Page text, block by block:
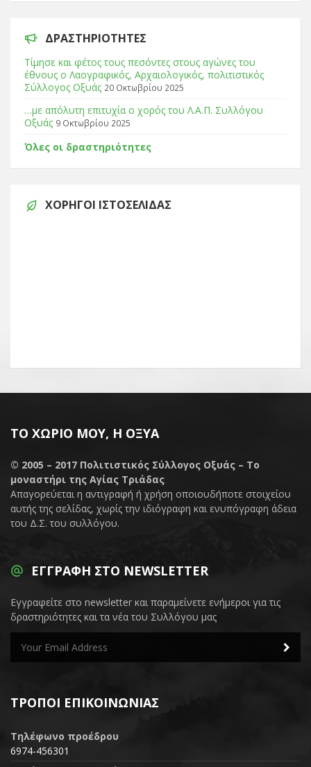
ΔΡΑΣΤΗΡΙΌΤΗΤΕΣ
Τίμησε και φέτος τους πεσόντες στους αγώνες του
έθνους ο Λαογραφικός, Αρχαιολογικός, πολιτιστικός
Σύλλογος Οξυάς 20 Οκτωβρίου 2025
…με απόλυτη επιτυχία ο χορός του Λ.Α.Π. Συλλόγου
Οξυάς 9 Οκτωβρίου 2025
Όλες οι δραστηριότητες
ΧΟΡΗΓΟΊ ΙΣΤΟΣΕΛΊΔΑΣ
ΤΟ ΧΩΡΙΌ ΜΟΥ, Η ΟΞΥΆ
© 2005 – 2017 Πολιτιστικός Σύλλογος Οξυάς – Το
μοναστήρι της Αγίας Τριάδας
Απαγορεύεται η αντιγραφή ή χρήση οποιουδήποτε στοιχείου
αυτής της σελίδας, χωρίς την ιδιόγραφη και ενυπόγραφη άδεια
του Δ.Σ. του συλλόγου.
ΕΓΓΡΑΦΉ ΣΤΟ NEWSLETTER
Εγγραφείτε στο newsletter και παραμείνετε ενήμεροι για τις
δραστηριότητες και τα νέα του Συλλόγου μας
ΤΡΌΠΟΙ ΕΠΙΚΟΙΝΩΝΊΑΣ
Τηλέφωνο προέδρου
6974-456301